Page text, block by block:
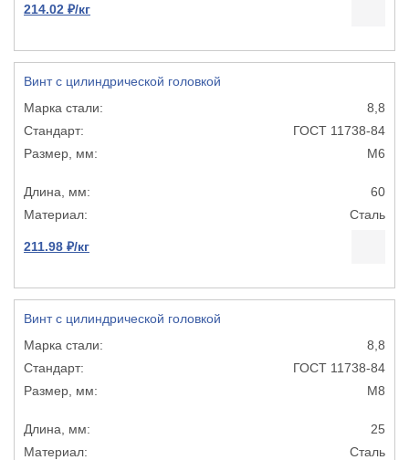
214.02 ₽/кг
Винт с цилиндрической головкой
8,8
ГОСТ 11738-84
М6
60
Сталь
211.98 ₽/кг
Винт с цилиндрической головкой
8,8
ГОСТ 11738-84
М8
25
Сталь